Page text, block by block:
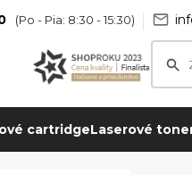
(Po - Pia: 8:30 - 15:30)
cartridgeLaserové